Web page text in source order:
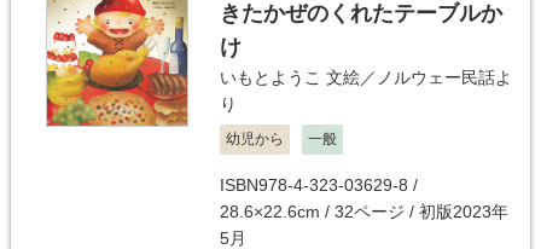
きたかぜのくれたテーブルか
け
いもとようこ 文絵／ ノルウェー民話よ
り
幼児から 一般
ISBN978-4-323-03629-8 /
28.6×22.6cm / 32ページ / 初版2023年
5月